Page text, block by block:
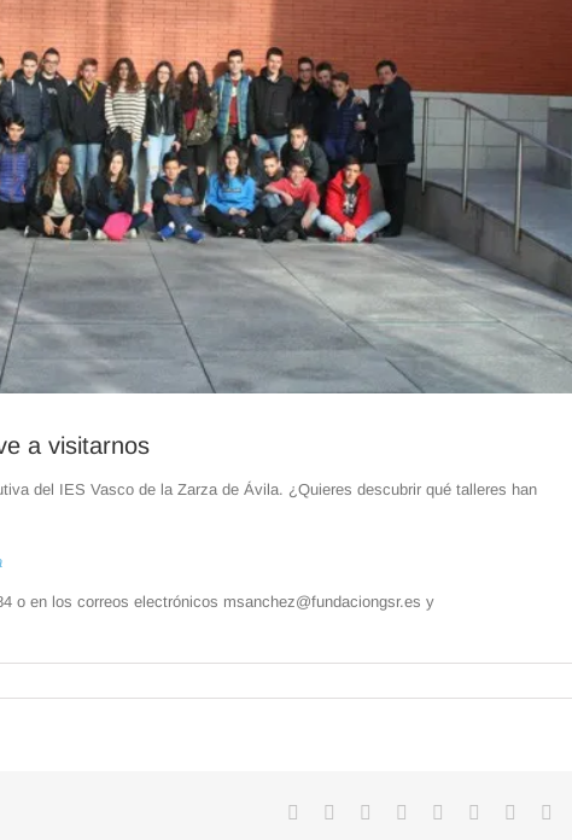
a visitarnos
del IES Vasco de la Zarza de Ávila. ¿Quieres descubrir qué talleres han
o en los correos electrónicos msanchez@fundaciongsr.es y
Facebook Reddit LinkedInWhatsApp
TumblrPinterest